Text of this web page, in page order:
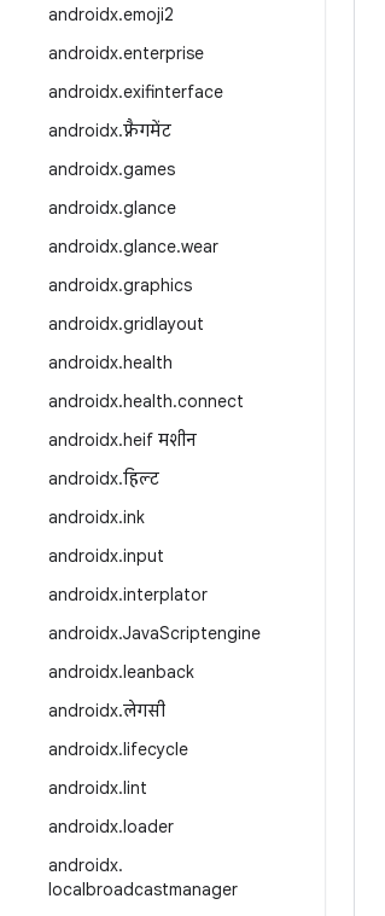
androidx.emoji2
androidx.enterprise
androidx.exifinterface
androidx.फ़्रैगमेंट
androidx.games
androidx.glance
androidx.glance.wear
androidx.graphics
androidx.gridlayout
androidx.health
androidx.health.connect
androidx.heif मशीन
androidx.हिल्ट
androidx.ink
androidx.input
androidx.interplator
androidx.JavaScriptengine
androidx.leanback
androidx.लेगसी
androidx.lifecycle
androidx.lint
androidx.loader
androidx.
localbroadcastmanager